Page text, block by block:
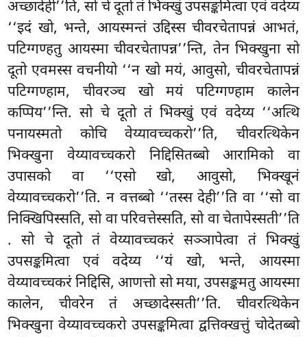
अच्छादेही’’ति, सो चे दूतो तं भिक्खुं उपसङ्कमित्वा एवं वदेय्य
‘‘इदं खो, भन्ते, आयस्मन्तं उद्दिस्स चीवरचेतापन्नं आभतं,
पटिग्गण्हतु आयस्मा चीवरचेतापन्न’’न्ति, तेन भिक्खुना सो
दूतो एवमस्स वचनीयो ‘‘न खो मयं, आवुसो, चीवरचेतापन्नं
पटिग्गण्हाम, चीवरञ्च खो मयं पटिग्गण्हाम कालेन
कप्पिय’’न्ति. सो चे दूतो तं भिक्खुं एवं वदेय्य ‘‘अत्थि
पनायस्मतो कोचि वेय्यावच्चकरो’’ति, चीवरत्थिकेन
भिक्खुना वेय्यावच्चकरो निद्दिसितब्बो आरामिको वा
उपासको वा ‘‘एसो खो, आवुसो, भिक्खूनं
वेय्यावच्चकरो’’ति. न वत्तब्बो ‘‘तस्स देही’’ति वा ‘‘सो वा
निक्खिपिस्सति, सो वा परिवत्तेस्सति, सो वा चेतापेस्सती’’ति
. सो चे दूतो तं वेय्यावच्चकरं सञ्ञापेत्वा तं भिक्खुं
उपसङ्कमित्वा एवं वदेय्य ‘‘यं खो, भन्ते, आयस्मा
वेय्यावच्चकरं निद्दिसि, आणत्तो सो मया, उपसङ्कमतु आयस्मा
कालेन, चीवरेन तं अच्छादेस्सती’’ति. चीवरत्थिकेन
भिक्खुना वेय्यावच्चकरो उपसङ्कमित्वा द्वत्तिक्खत्तुं चोदेतब्बो